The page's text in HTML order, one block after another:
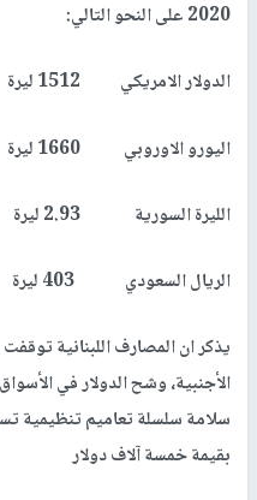
2020 على النحو التالي:
الدولار الامريكي 1512 ليرة
اليورو الاوروبي 1660 ليرة
الليرة السورية 2.93 ليرة
الريال السعودي 403 ليرة
يذكر ان المصارف اللبنانية
الأجنبية، وشح الدولار في
سلامة سلسلة تعاميم تنظيمية
بقيمة خمسة آلاف دولار